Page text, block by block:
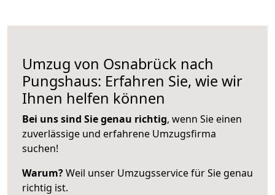
Umzug von Osnabrück nach
Pungshaus: Erfahren Sie, wie wir
Ihnen helfen können
Bei uns sind Sie genau richtig, wenn Sie einen
zuverlässige und erfahrene Umzugsfirma
suchen!
Warum?Weil unser Umzugsservice für Sie genau
richtig ist.